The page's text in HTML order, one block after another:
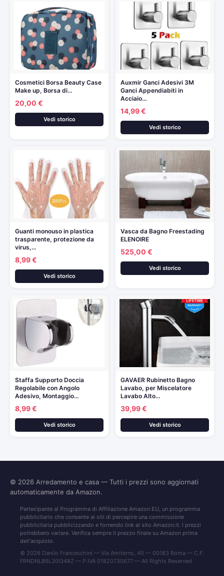
Cosmetici Borsa Beauty Case
Make up, Borsa di…
20,00 €
Vedi storico
Auxmir Ganci Adesivi 3M
Ganci Appendiabiti in
Acciaio…
14,99 €
Vedi storico
Guanti monouso in plastica
trasparente, protezione da
virus,…
8,99 €
Vedi storico
Vasca da Bagno Freestading
ELENOIRE
525,00 €
Vedi storico
Staffa Supporto Doccia
Regolabile con Angolo
Adesivo, Montaggio…
8,99 €
Vedi storico
GAVAER Rubinetto Bagno
Lavabo, per Miscelatore
Lavabo Alto…
39,99 €
Vedi storico
© 2026 Arredamento e casa — Tutti i prezzi sono aggiornati
automaticamente da Amazon.
Partecipante al Programma di Affiliazione Amazon EU, un programma
pubblicitario che consente ai siti di percepire una commissione
pubblicitaria pubblicizzando e fornendo link al sito Amazon.it. I prezzi
potrebbero variare. Verifica sempre il prezzo finale su Amazon prima
dell'acquisto.
© 2026 Danilo Franceschini — Via Amiterno, 40 — 00183 Roma — C.F.
FRNDNL86L30I348Z — P.IVA 01820730677 — All Rights Reserved